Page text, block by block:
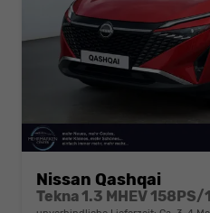
Nissan Qashqai
Tekna 1.3 MHEV